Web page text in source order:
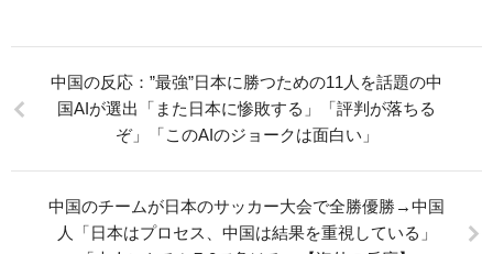
中国の反応：”最強”日本に勝つための11人を話題の中
国AIが選出「また日本に惨敗する」「評判が落ちる
ぞ」「このAIのジョークは面白い」
中国のチームが日本のサッカー大会で全勝優勝→中国
人「日本はプロセス、中国は結果を重視している」